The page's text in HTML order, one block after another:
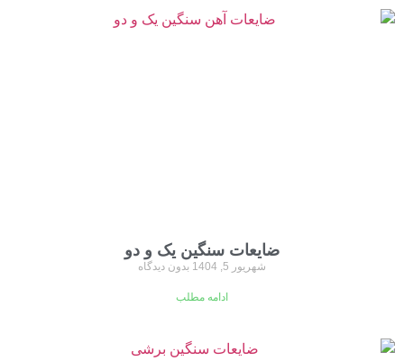
ضایعات سنگین یک و دو
شهریور 5, 1404 بدون دیدگاه
ادامه مطلب